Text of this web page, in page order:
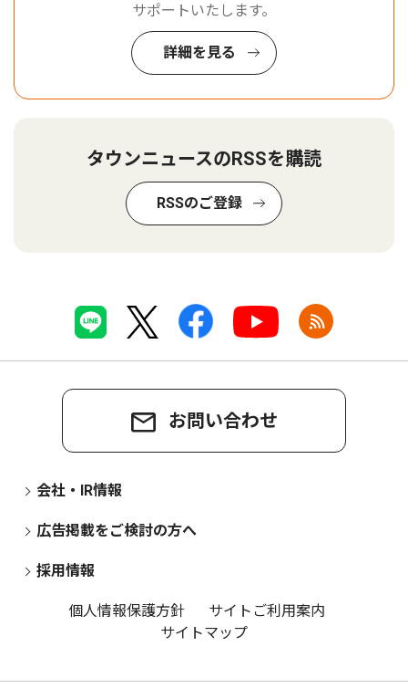
サポートいたします。
詳細を見る
タウンニュースのRSSを購読
RSSのご登録
お問い合わせ
会社・IR情報
広告掲載をご検討の方へ
採用情報
個人情報保護方針
サイトご利用案内
サイトマップ